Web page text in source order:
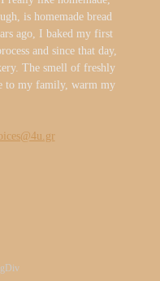
is homemade bread
ago, I baked my first
and since that day,
The smell of freshly
to my family, warm my